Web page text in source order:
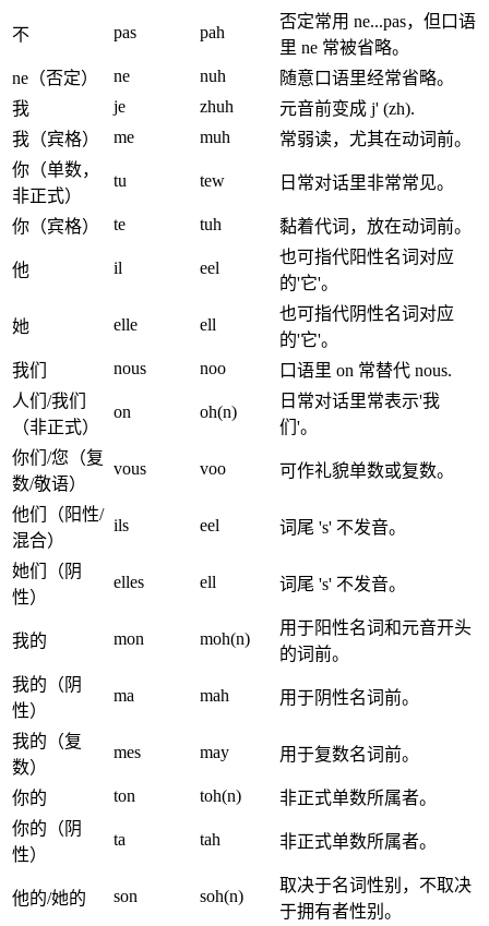
不 pas pah
否定常用 ne...pas，但口语
里 ne 常被省略。
ne（否定）
ne nuh
随意口语里经常省略。
我
je zhuh
元音前变成 j' (zh).
我（宾格）
me muh
常弱读，尤其在动词前。
你（单数，
非正式）
tu tew 日常对话里非常常见。
你（宾格） te tuh 黏着代词，放在动词前。
他 il eel
也可指代阳性名词对应
的'它'。
她 elle ell
也可指代阴性名词对应
的'它'。
我们
nous noo
口语里 on 常替代 nous.
人们/我们
（非正式）
on oh(n)
日常对话里常表示'我
们'。
你们/您（复
数/敬语）
vous voo 可作礼貌单数或复数。
他们（阳性/
混合）
ils eel 词尾 's' 不发音。
她们（阴
性）
elles ell 词尾 's' 不发音。
我的 mon moh(n)
用于阳性名词和元音开头
的词前。
我的（阴
性）
ma mah 用于阴性名词前。
我的（复
数）
mes may 用于复数名词前。
你的 ton toh(n)
非正式单数所属者。
你的（阴
性）
ta tah 非正式单数所属者。
他的/她的 son soh(n)
取决于名词性别，不取决
于拥有者性别。